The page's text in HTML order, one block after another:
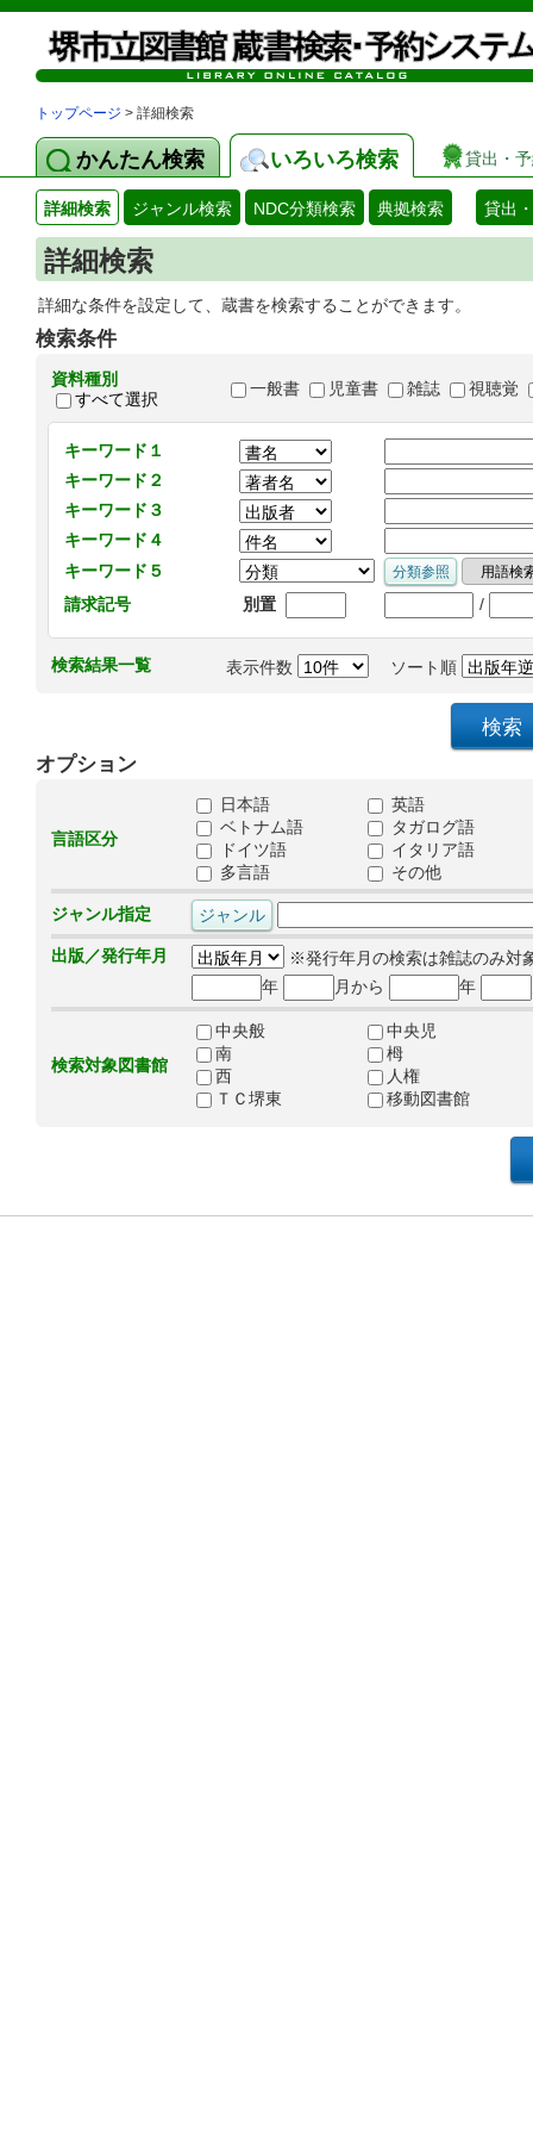
トップページ > 詳細検索
かんたん検索 いろいろ検索 貸出・
詳細検索 ジャンル検索 NDC分類検索 典拠検索 貸出
詳細検索
詳細な条件を設定して、蔵書を検索することができます。
検索条件
資料種別
すべて選択
一般書 児童書 雑誌 視聴覚
キーワード１
キーワード２
キーワード３
キーワード４
キーワード５
請求記号
別置 /
検索結果一覧 表示件数 ソート順
オプション
言語区分
日本語
英語
ベトナム語
タガログ語
ドイツ語
イタリア語
多言語
その他
ジャンル指定
出版／発行年月
※発行年月の検索は雑誌のみ対
年
月から 年
検索対象図書館
中央般
中央児
南
栂
西
人権
ＴＣ堺東
移動図書館